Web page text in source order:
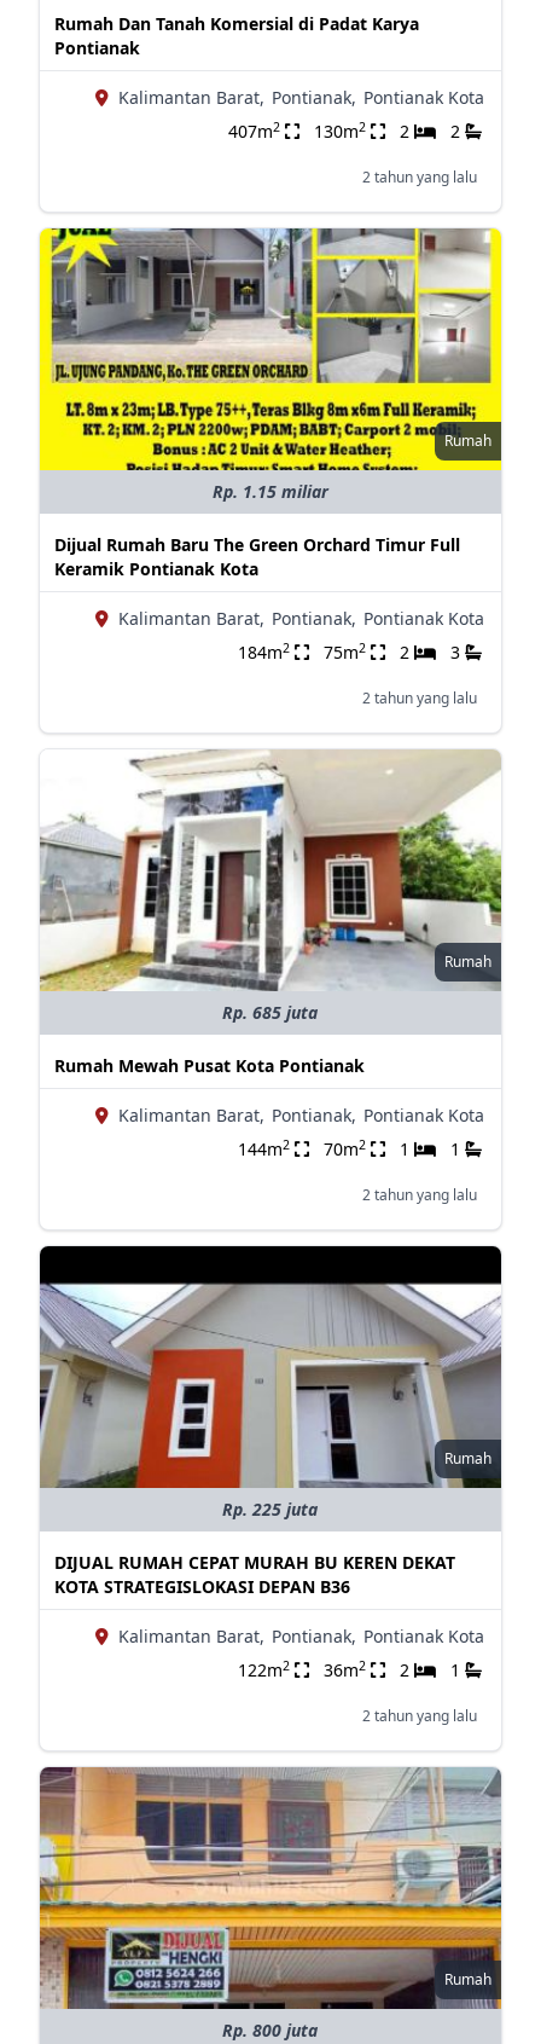
Rumah Dan Tanah Komersial di Padat Karya
Pontianak
Kalimantan Barat, Pontianak, Pontianak Kota
407m2 130m2 2 2
2 tahun yang lalu
Rumah
Rp. 1.15 miliar
Dijual Rumah Baru The Green Orchard Timur Full
Keramik Pontianak Kota
Kalimantan Barat, Pontianak, Pontianak Kota
184m2 75m2 2 3
2 tahun yang lalu
Rumah
Rp. 685 juta
Rumah Mewah Pusat Kota Pontianak
Kalimantan Barat, Pontianak, Pontianak Kota
144m2 70m2 1 1
2 tahun yang lalu
Rumah
Rp. 225 juta
DIJUAL RUMAH CEPAT MURAH BU KEREN DEKAT
KOTA STRATEGISLOKASI DEPAN B36
Kalimantan Barat, Pontianak, Pontianak Kota
122m2 36m2 2 1
2 tahun yang lalu
Rumah
Rp. 800 juta